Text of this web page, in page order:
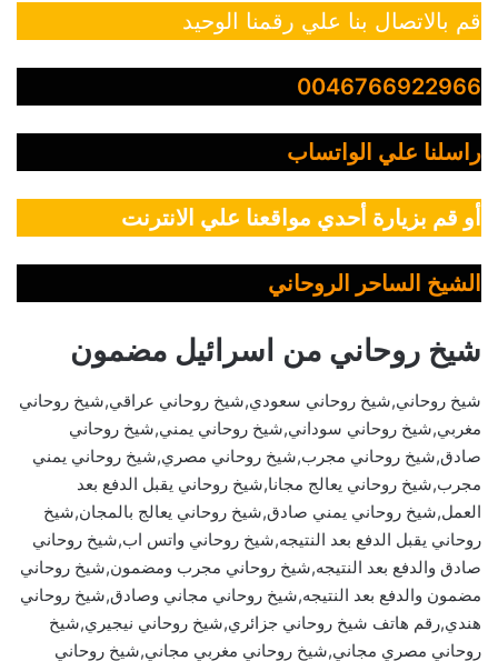
قم بالاتصال بنا علي رقمنا الوحيد
0046766922966
راسلنا علي الواتساب
أو قم بزيارة أحدي مواقعنا علي الانترنت
الشيخ الساحر الروحاني
شيخ روحاني من اسرائيل مضمون
شيخ روحاني,شيخ روحاني سعودي,شيخ روحاني عراقي,شيخ روحاني
مغربي,شيخ روحاني سوداني,شيخ روحاني يمني,شيخ روحاني
صادق,شيخ روحاني مجرب,شيخ روحاني مصري,شيخ روحاني يمني
مجرب,شيخ روحاني يعالج مجانا,شيخ روحاني يقبل الدفع بعد
العمل,شيخ روحاني يمني صادق,شيخ روحاني يعالج بالمجان,شيخ
روحاني يقبل الدفع بعد النتيجه,شيخ روحاني واتس اب,شيخ روحاني
صادق والدفع بعد النتيجه,شيخ روحاني مجرب ومضمون,شيخ روحاني
مضمون والدفع بعد النتيجه,شيخ روحاني مجاني وصادق,شيخ روحاني
هندي,رقم هاتف شيخ روحاني جزائري,شيخ روحاني نيجيري,شيخ
روحاني مصري مجاني,شيخ روحاني مغربي مجاني,شيخ روحاني